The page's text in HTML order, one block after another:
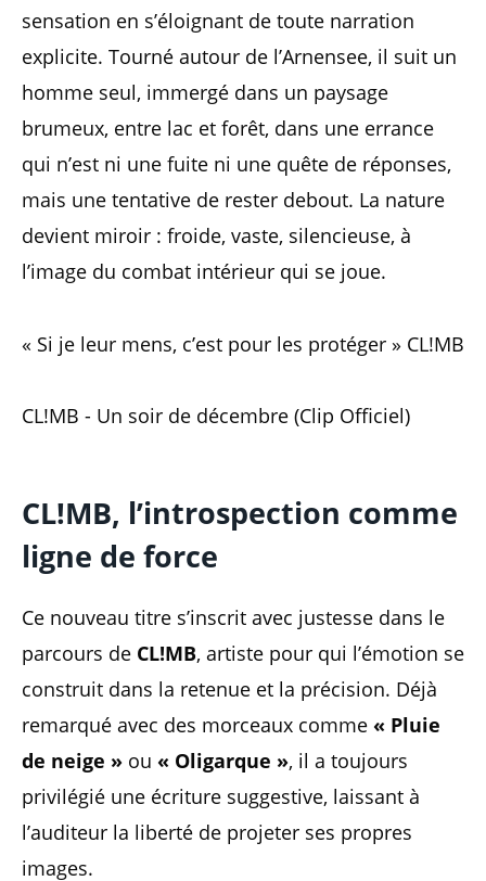
sensation en s’éloignant de toute narration
explicite. Tourné autour de l’Arnensee, il suit un
homme seul, immergé dans un paysage
brumeux, entre lac et forêt, dans une errance
qui n’est ni une fuite ni une quête de réponses,
mais une tentative de rester debout. La nature
devient miroir : froide, vaste, silencieuse, à
l’image du combat intérieur qui se joue.
« Si je leur mens, c’est pour les protéger » CL!MB
CL!MB - Un soir de décembre (Clip Officiel)
CL!MB, l’introspection comme
ligne de force
Ce nouveau titre s’inscrit avec justesse dans le
parcours de CL!MB, artiste pour qui l’émotion se
construit dans la retenue et la précision. Déjà
remarqué avec des morceaux comme « Pluie
de neige » ou « Oligarque », il a toujours
privilégié une écriture suggestive, laissant à
l’auditeur la liberté de projeter ses propres
images.